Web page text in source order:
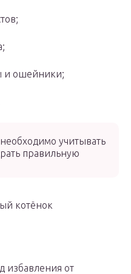
и ошейники;
учитывать
правильную
котёнок
избавления от